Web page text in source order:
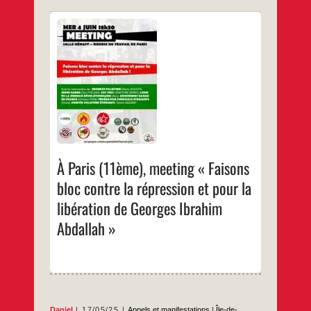
À Paris (11ème), meeting « Faisons
bloc contre la répression et pour la
libération de Georges Ibrahim
Abdallah »
Mercredi 4 juin à 18h30Salle Hénaff –
Bourse du travail de Paris29 Bd du Temple,